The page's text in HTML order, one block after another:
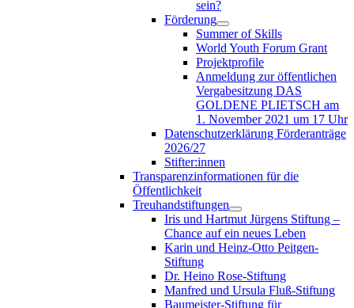
sein?
Förderung
Summer of Skills
World Youth Forum Grant
Projektprofile
Anmeldung zur öffentlichen
Vergabesitzung DAS
GOLDENE PLIETSCH am
1. November 2021 um 17 Uhr
Datenschutzerklärung Förderanträge
2026/27
Stifter:innen
Transparenzinformationen für die
Öffentlichkeit
Treuhandstiftungen
Iris und Hartmut Jürgens Stiftung –
Chance auf ein neues Leben
Karin und Heinz-Otto Peitgen-
Stiftung
Dr. Heino Rose-Stiftung
Manfred und Ursula Fluß-Stiftung
Baumeister-Stiftung für